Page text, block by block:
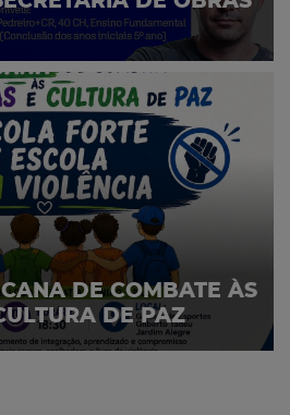
DE COMBATE ÀS
DE PAZ